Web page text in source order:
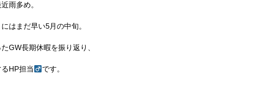
雨多め。
はまだ早い5月の中旬。
GW長期休暇を振り返り、
HP担当 です。